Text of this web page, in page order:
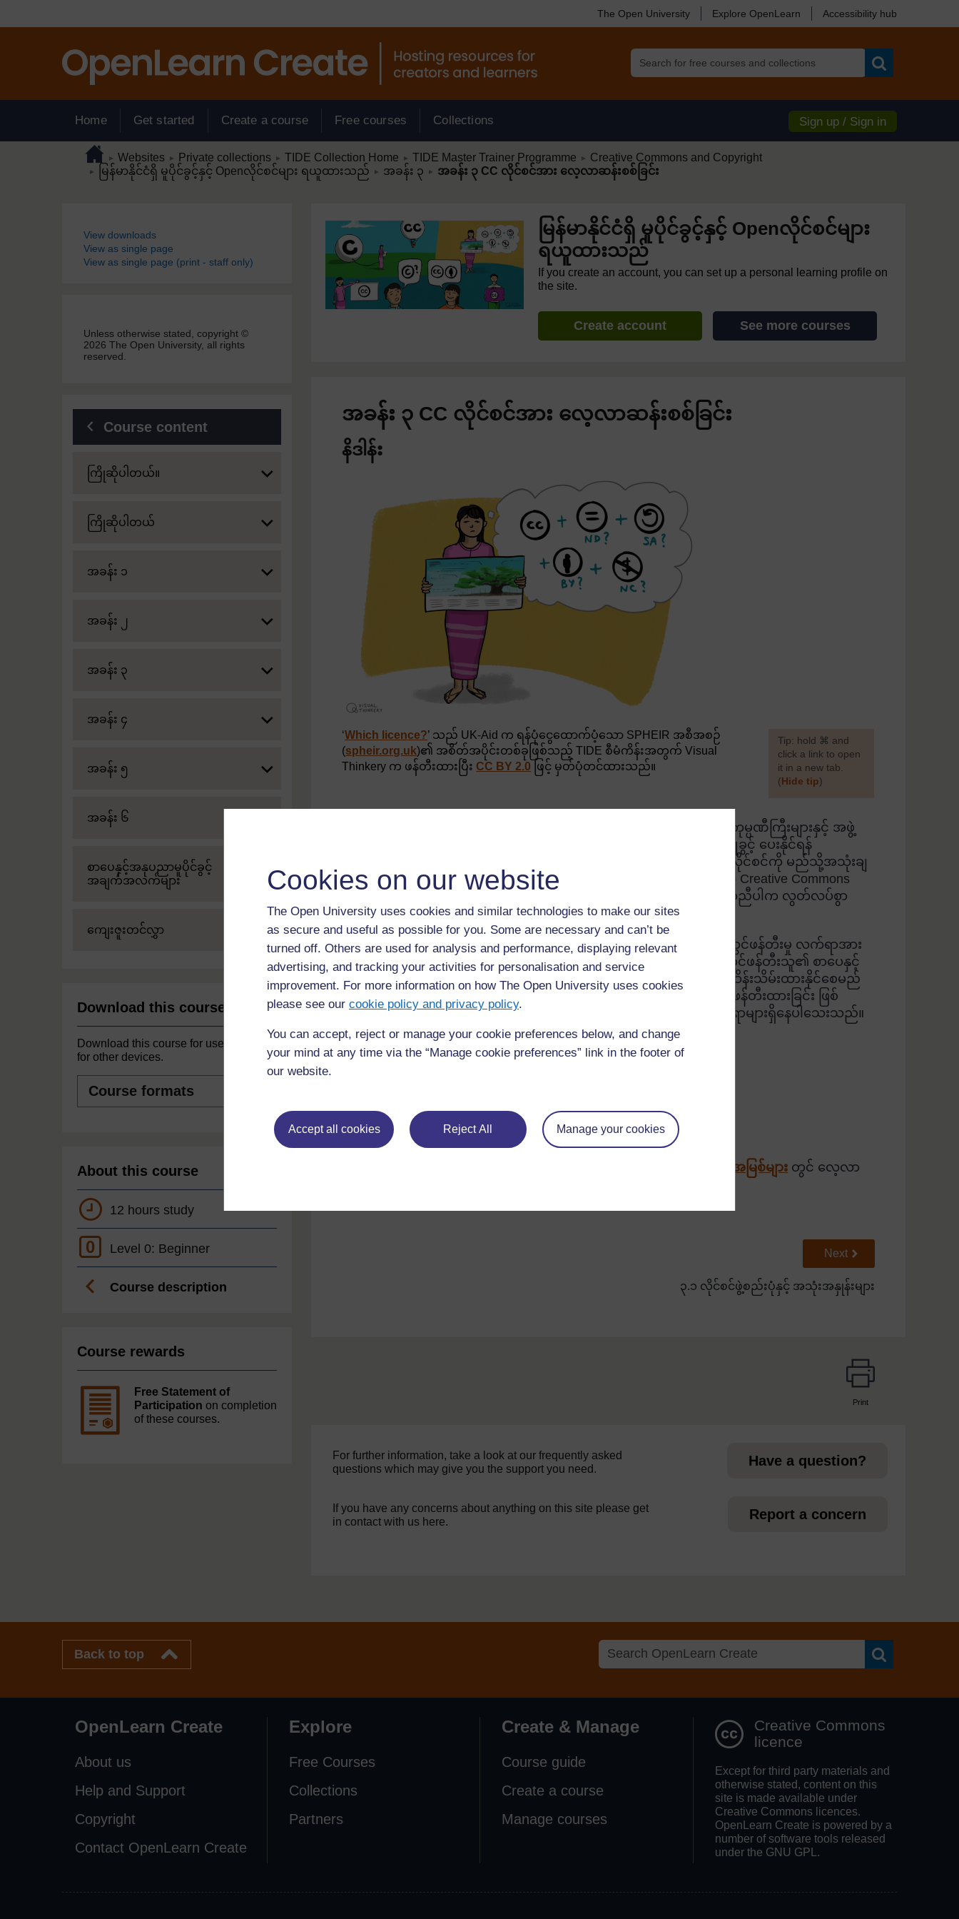
Cookies on our website
The Open University uses cookies and similar technologies to make our sites
as secure and useful as possible for you. Some are necessary and can’t be
turned off. Others are used for analysis and performance, displaying relevant
advertising, and tracking your activities for personalisation and service
improvement. For more information on how The Open University uses cookies
please see our cookie policy and privacy policy.
You can accept, reject or manage your cookie preferences below, and change
your mind at any time via the “Manage cookie preferences” link in the footer of
our website.
Accept all cookies Reject All Manage your cookies
The Open University Explore OpenLearn Accessibility hub
Home Get started Create a course Free courses Collections Sign up / Sign in
Page pathHome
► Websites ► Private collections ► TIDE Collection Home ► TIDE Master Trainer Programme ► Creative Commons and Copyright
► မြန်မာနိုင်ငံရှိ မူပိုင်ခွင့်နှင့် Openလိုင်စင်များ ရယူထားသည် ► အခန်း ၃ ► အခန်း ၃ CC လိုင်စင်အား လေ့လာဆန်းစစ်ခြင်း
View downloads
View as single page
View as single page (print - staff only)
Unless otherwise stated, copyright ©
2026 The Open University, all rights
reserved.
Course content
Expand
ကြိုဆိုပါတယ်။
Expand
ကြိုဆိုပါတယ်
Expand
အခန်း ၁
Expand
အခန်း ၂
Expand
အခန်း ၃
Expand
အခန်း ၄
Expand
အခန်း ၅
Expand
အခန်း ၆
Expand
စာပေနှင့်အနုပညာမူပိုင်ခွင့်
အချက်အလက်များ
Expand
ကျေးဇူးတင်လွှာ
Download this course
Download this course for use offline or
for other devices.
formats
About this course
12 hours study
0 Level 0: Beginner
Course description
Course rewards
Free Statement of
Participation on completion
of these courses.
မြန်မာနိုင်ငံရှိ မူပိုင်ခွင့်နှင့် Openလိုင်စင်များ
ရယူထားသည်
If you create an account, you can set up a personal learning profile on
the site.
Create account See more courses
အခန်း ၃ CC လိုင်စင်အား လေ့လာဆန်းစစ်ခြင်း
နိဒါန်း
‘Which licence? [Tip: hold ⌘ and
click a link to open
it in a new tab.
(Hide tip)
’ သည် UK-Aid က ရန်ပုံငွေထောက်ပံ့သော SPHEIR အစီအစဉ်
(spheir.org.uk)၏ အစိတ်အပိုင်းတစ်ခုဖြစ်သည့် TIDE စီမံကိန်းအတွက် Visual
Thinkery က ဖန်တီးထားပြီး CC BY 2.0 ဖြင့် မှတ်ပုံတင်ထားသည်။
Creative Commons လိုင်စင်များသည် တစ်ဦးချင်းတီထွင်ဖန်တီးသူများမှ ကုမ္ပဏီကြီးများနှင့် အဖွဲ့
အစည်းများအထိ ၎င်းတို့၏ ဖန်တီးမှုလက်ရာကို အခြားသူများအား အသုံးပြုခွင့် ပေးနိုင်ရန်
ရှင်းလင်း၍ တသမတ်တည်းဖြစ်သော နည်းလမ်းတစ်ခုကို ပေးသည်။ ယင်းလိုင်စင်ကို မည်သို့အသုံးချ
နိုင်သနည်းဟူသည့် မေးခွန်းကို ပြန်လည်အသုံးပြုသူဘက်မှနေ၍ ကြည့်ပါက Creative Commons
လိုင်စင်ဆိုသည်မှာ ရှင်းလင်းစွာသတ်မှတ်ထားသည့်အခြေအနေများနှင့်ကိုက်ညီပါက လွတ်လပ်စွာ
ပြန်လည်အသုံးပြုနိုင်ခြင်းဟု အဓိပ္ပာယ်ဖွင့်ဆိုနိုင်မည် ဖြစ်ပါသည်။
Creative Commons လိုင်စင်များအားလုံးသည် အခြားသူများကို မိမိ၏တီထွင်ဖန်တီးမှု လက်ရာအား
မိတ္တူပွားခြင်း နှင့် ပြန်လည်ဖြန့်ချိခြင်းတို့ကို ခွင့်ပြုထားနိုင်သည့်အပြင် တီထွင်ဖန်တီးသူ၏ စာပေနှင့်
အနုပညာမူပိုင်ခွင့်နှင့် မူလလက်ရာရှင်အဖြစ် အသိအမှတ်ပြုခံခြင်းတို့အား ထိန်းသိမ်းထားနိုင်စေမည်
ဖြစ်သည်။ ယင်းအထောက်အကူတို့ကို အသုံးပြုရန် အလွယ်ကူဆုံးဖြစ်စေဖို့ ဖန်တီးထားခြင်း ဖြစ်
သော်လည်း ၎င်းတို့ အလုပ်လုပ်ပုံကို နှံ့စပ်စွာ သိရှိနားလည်စေရန် လေ့လာစရာများရှိနေပါသေးသည်။
ဤအခန်းတွင် အပိုင်း ၄ ပိုင်းရှိသည်။
၃.၃ လိုင်စင်အမျိုးအစားများ
၃. ၄ လိုင်စင်၏ စိုးမိုးနိုင်စွမ်း
နောက်တိုးအရင်းအမြစ်များ တွင် လေ့လာ
Go to next page
Next
၃.၁ လိုင်စင်ဖွဲ့စည်းပုံနှင့် အသုံးအနှုန်းများ
Print
For further information, take a look at our frequently asked
questions which may give you the support you need.
Have a question?
If you have any concerns about anything on this site please get
in contact with us here.
Report a concern
Back to top
OpenLearn Create
About us
Help and Support
Copyright
Contact OpenLearn Create
Explore
Free Courses
Collections
Partners
Create & Manage
Course guide
Create a course
Manage courses
Creative Commons
licence
Except for third party materials and
otherwise stated, content on this
site is made available under
Creative Commons licences.
OpenLearn Create is powered by a
number of software tools released
under the GNU GPL.